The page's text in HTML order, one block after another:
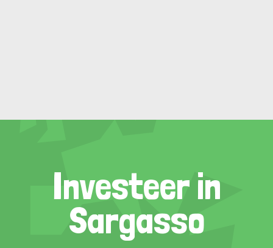
Investeer in
Sargasso